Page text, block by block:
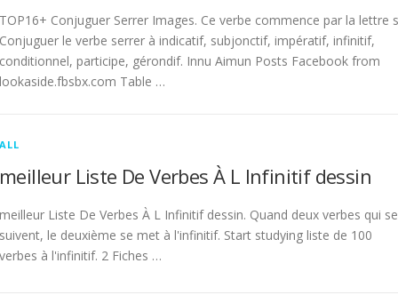
TOP16+ Conjuguer Serrer Images. Ce verbe commence par la lettre
Conjuguer le verbe serrer à indicatif, subjonctif, impératif, infinitif,
conditionnel, participe, gérondif. Innu Aimun Posts Facebook from
lookaside.fbsbx.com Table …
ALL
meilleur Liste De Verbes À L Infinitif dessin
meilleur Liste De Verbes À L Infinitif dessin. Quand deux verbes qui se
suivent, le deuxième se met à l'infinitif. Start studying liste de 100
verbes à l'infinitif. 2 Fiches …